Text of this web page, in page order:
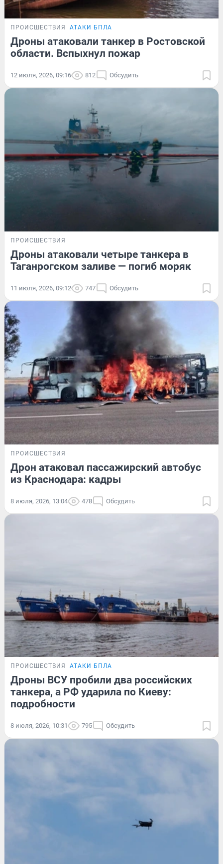
ПРОИСШЕСТВИЯ АТАКИ БПЛА
Дроны атаковали танкер в Ростовской
области. Вспыхнул пожар
12 июля, 2026, 09:16 812 Обсудить
ПРОИСШЕСТВИЯ
Дроны атаковали четыре танкера в
Таганрогском заливе — погиб моряк
11 июля, 2026, 09:12 747 Обсудить
ПРОИСШЕСТВИЯ
Дрон атаковал пассажирский автобус
из Краснодара: кадры
8 июля, 2026, 13:04 478 Обсудить
ПРОИСШЕСТВИЯ АТАКИ БПЛА
Дроны ВСУ пробили два российских
танкера, а РФ ударила по Киеву:
подробности
8 июля, 2026, 10:31 795 Обсудить